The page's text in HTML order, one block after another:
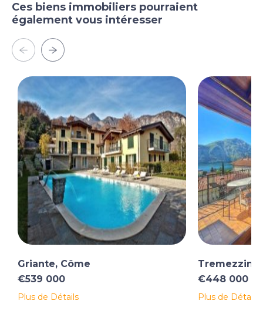
Ces biens immobiliers pourraient
également vous intéresser
Griante, Côme
€539 000
Plus de Détails
€448 000
Plus de Détails